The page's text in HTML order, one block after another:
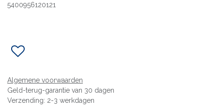
5400956120121
Algemene voorwaarden
Geld-terug-garantie van 30 dagen
Verzending: 2-3 werkdagen